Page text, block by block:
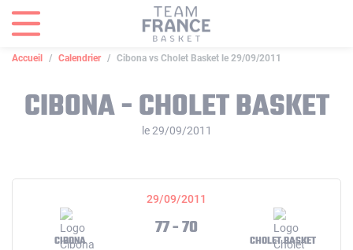
Accueil Calendrier Cibona vs Cholet Basket le 29/09/2011
CIBONA - CHOLET BASKET
le 29/09/2011
29/09/2011
CIBONA
77 - 70
CHOLET BASKET
Panneau de gestion des cookies